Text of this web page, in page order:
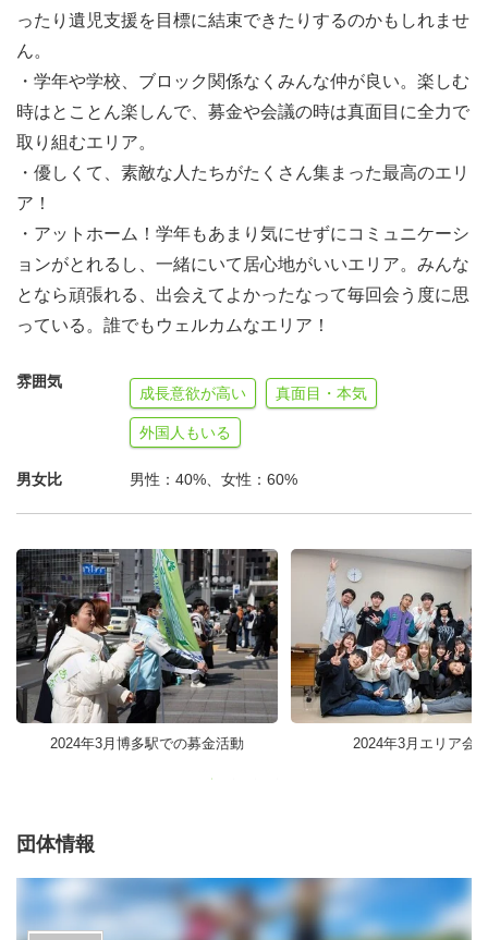
ったり遺児支援を目標に結束できたりするのかもしれませ
ん。
・学年や学校、ブロック関係なくみんな仲が良い。楽しむ
時はとことん楽しんで、募金や会議の時は真面目に全力で
取り組むエリア。
・優しくて、素敵な人たちがたくさん集まった最高のエリ
ア！
・アットホーム！学年もあまり気にせずにコミュニケーシ
ョンがとれるし、一緒にいて居心地がいいエリア。みんな
となら頑張れる、出会えてよかったなって毎回会う度に思
っている。誰でもウェルカムなエリア！
雰囲気
成長意欲が高い 真面目・本気
外国人もいる
男女比 男性：40%、女性：60%
2024年3月博多駅での募金活動 2024年3月エリア会
団体情報